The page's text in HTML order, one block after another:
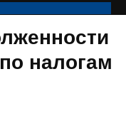
налогам